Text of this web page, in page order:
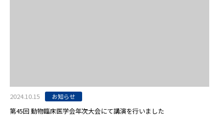
2024.10.15 お知らせ
第45回 動物臨床医学会年次大会にて講演を行いました